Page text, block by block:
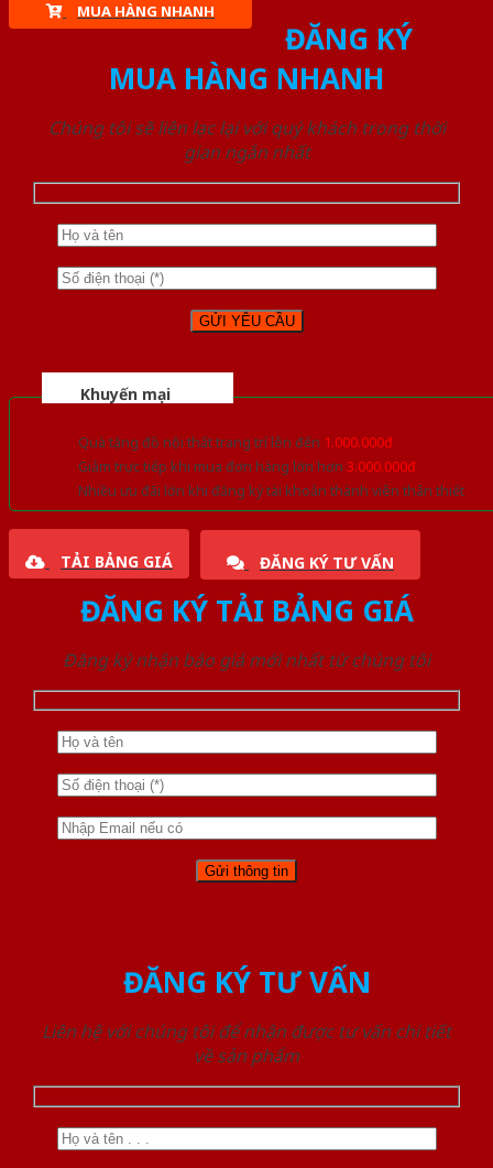
MUA HÀNG NHANH
ĐĂNG KÝ
MUA HÀNG NHANH
Chúng tôi sẽ liên lạc lại với quý khách trong thời
gian ngắn nhất
Khuyến mại
Quà tặng đồ nội thất trang trí lên đến 1.000.000đ
Giảm trực tiếp khi mua đơn hàng lớn hơn 3.000.000đ
Nhiều ưu đãi lớn khi đăng ký tài khoản thành viên thân thiết
TẢI BẢNG GIÁ ĐĂNG KÝ TƯ VẤN
ĐĂNG KÝ TẢI BẢNG GIÁ
Đăng ký nhận báo giá mới nhất từ chúng tôi
ĐĂNG KÝ TƯ VẤN
Liên hệ với chúng tôi để nhận được tư vấn chi tiết
về sản phẩm